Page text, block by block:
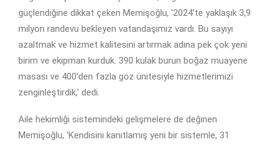
güçlendiğine dikkat çeken Memişoğlu, '2024’te yaklaşık 3,9
milyon randevu bekleyen vatandaşımız vardı. Bu sayıyı
azaltmak ve hizmet kalitesini artırmak adına pek çok yeni
birim ve ekipman kurduk. 390 kulak burun boğaz muayene
masası ve 400'den fazla göz ünitesiyle hizmetlerimizi
zenginleştirdik,' dedi.
Aile hekimliği sistemindeki gelişmelere de değinen
Memişoğlu, 'Kendisini kanıtlamış yeni bir sistemle, 31